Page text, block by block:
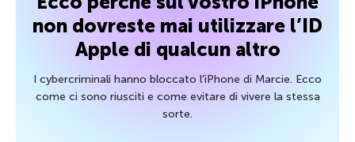
non dovreste mai utilizzare l’ID
Apple di qualcun altro
I cybercriminali hanno bloccato l’iPhone di Marcie. Ecco
come ci sono riusciti e come evitare di vivere la stessa
sorte.